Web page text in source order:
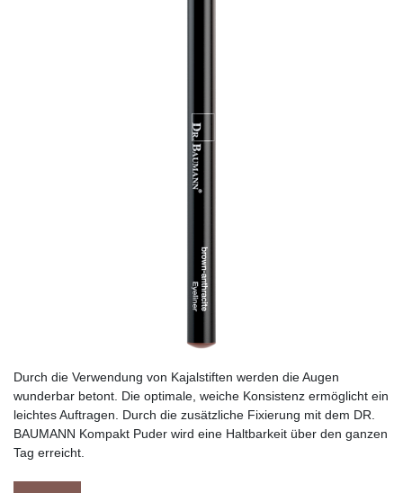
Durch die Verwendung von Kajalstiften werden die Augen
wunderbar betont. Die optimale, weiche Konsistenz ermöglicht ein
leichtes Auftragen. Durch die zusätzliche Fixierung mit dem DR.
BAUMANN Kompakt Puder wird eine Haltbarkeit über den ganzen
Tag erreicht.